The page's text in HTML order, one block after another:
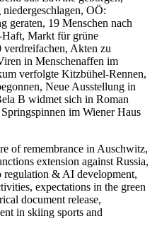
OÖ:
geraten, 19 Menschen nach
Markt für grüne
Akten zu
in Menschenaffen im
verfolgte Kitzbühel-Rennen,
Neue Ausstellung in
B widmet sich in Roman
im Wiener Haus
of remembrance in Auschwitz,
extension against Russia,
regulation & AI development,
expectations in the green
document release,
in skiing sports and